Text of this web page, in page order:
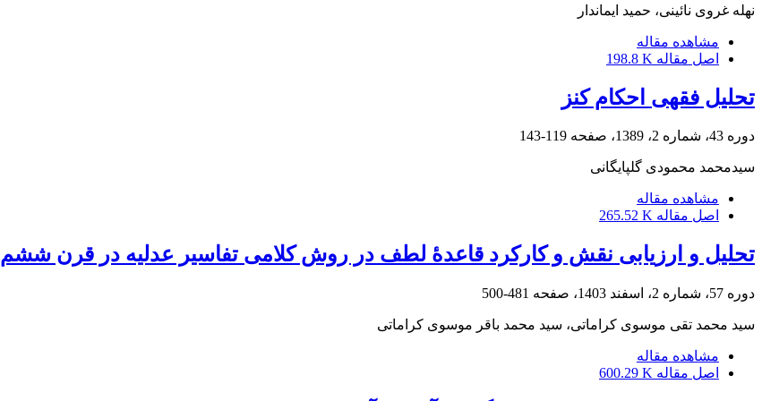
نهله غروی نائینی، حمید ایماندار
مشاهده مقاله
اصل مقاله 198.8 K
تحلیل فقهی احکام کنز
دوره 43، شماره 2، 1389، صفحه 119-143
سیدمحمد محمودی گلپایگانی
مشاهده مقاله
اصل مقاله 265.52 K
تحلیل و ارزیابی نقش و کارکرد قاعدۀ لطف در روش کلامی تفاسیر عدلیه در قرن ششم‏
دوره 57، شماره 2، اسفند 1403، صفحه 481-500
سید محمد تقی موسوی کراماتی، سید محمد باقر موسوی کراماتی
مشاهده مقاله
اصل مقاله 600.29 K